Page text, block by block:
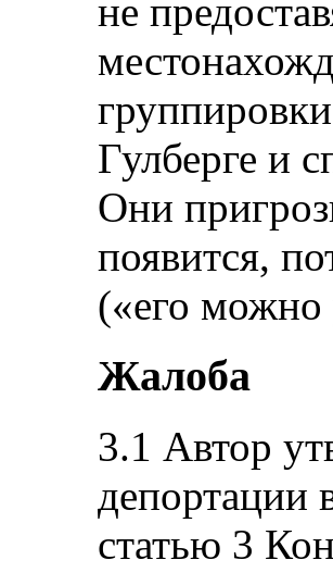
не
Гулберге и
Они
появится,
(«его можно
Жалоба
3.1 Автор
депортации
статью 3